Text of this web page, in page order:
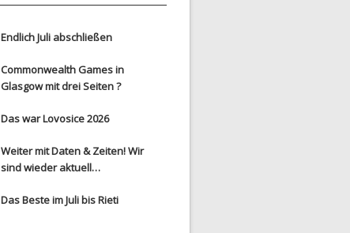
Endlich Juli abschließen
Commonwealth Games in
Glasgow mit drei Seiten ?
Das war Lovosice 2026
Weiter mit Daten & Zeiten! Wir
sind wieder aktuell…
Das Beste im Juli bis Rieti